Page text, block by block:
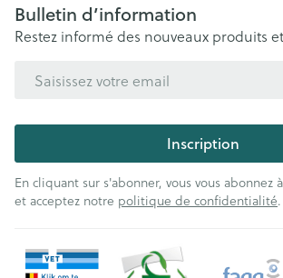
Bulletin d’information
Restez informé des nouveaux produits
Inscription
En cliquant sur s'abonner, vous vous abonnez
et acceptez notre politique de confidentialité.